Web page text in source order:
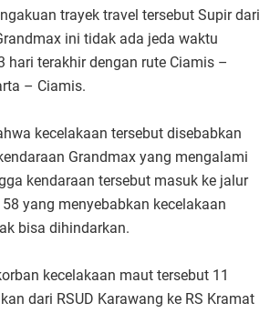
trayek travel tersebut Supir dari
ini tidak ada jeda waktu
hari terakhir dengan rute Ciamis –
– Ciamis.
kecelakaan tersebut disebabkan
Grandmax yang mengalami
kendaraan tersebut masuk ke jalur
yang menyebabkan kecelakaan
bisa dihindarkan.
kecelakaan maut tersebut 11
dari RSUD Karawang ke RS Kramat